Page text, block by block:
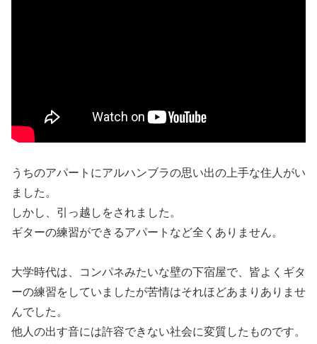
うちのアパートにアルハンブラの思い出の上手な住人がい
ました。
しかし、引っ越しをされました。
ギターの練習ができるアパートなど全くありません。
大学時代は、コンパネみたいな壁の下宿屋で、皆よくギタ
ーの練習をしていましたが苦情はそれほどあまりありませ
んでした。
他人の出す音には許容できない社会に変質したものです。